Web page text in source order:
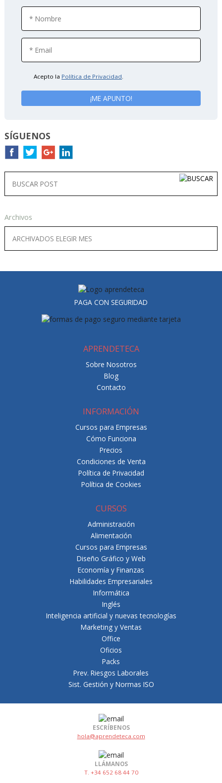
Acepto la Política de Privacidad
SÍGUENOS
Archivos
PAGA CON SEGURIDAD
APRENDETECA
Sobre Nosotros
Blog
Contacto
INFORMACIÓN
Cursos para Empresas
Cómo Funciona
Precios
Condiciones de Venta
Política de Privacidad
Política de Cookies
CURSOS
Administración
Alimentación
Cursos para Empresas
Diseño Gráfico y Web
Economía y Finanzas
Habilidades Empresariales
Informática
Inglés
Inteligencia artificial y nuevas tecnologías
Marketing y Ventas
Office
Oficios
Packs
Prev. Riesgos Laborales
Sist. Gestión y Normas ISO
ESCRÍBENOS
hola@aprendeteca.com
LLÁMANOS
T. +34 652 68 44 70